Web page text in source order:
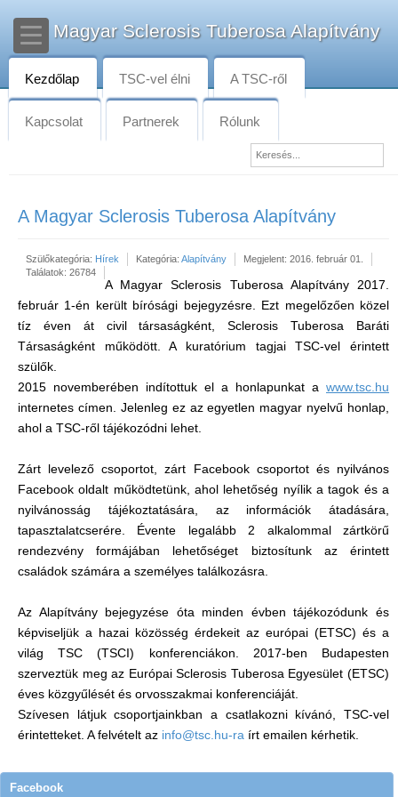
Magyar Sclerosis Tuberosa Alapítvány
Kezdőlap TSC-vel élni A TSC-ről
Kapcsolat Partnerek Rólunk
A Magyar Sclerosis Tuberosa Alapítvány
Szülőkategória: Hírek Kategória: Alapítvány
Megjelent: 2016. február 01.
Találatok: 26784
A Magyar Sclerosis Tuberosa Alapítvány 2017.
február 1-én került bírósági bejegyzésre. Ezt megelőzően közel
tíz éven át civil társaságként, Sclerosis Tuberosa Baráti
Társaságként működött. A kuratórium tagjai TSC-vel érintett
szülők.
2015 novemberében indítottuk el a honlapunkat a www.tsc.hu
internetes címen. Jelenleg ez az egyetlen magyar nyelvű honlap,
ahol a TSC-ről tájékozódni lehet.
Zárt levelező csoportot, zárt Facebook csoportot és nyilvános
Facebook oldalt működtetünk, ahol lehetőség nyílik a tagok és a
nyilvánosság tájékoztatására, az információk átadására,
tapasztalatcserére. Évente legalább 2 alkalommal zártkörű
rendezvény formájában lehetőséget biztosítunk az érintett
családok számára a személyes találkozásra.
Az Alapítvány bejegyzése óta minden évben tájékozódunk és
képviseljük a hazai közösség érdekeit az európai (ETSC) és a
világ TSC (TSCI) konferenciákon. 2017-ben Budapesten
szerveztük meg az Európai Sclerosis Tuberosa Egyesület (ETSC)
éves közgyűlését és orvosszakmai konferenciáját.
Szívesen látjuk csoportjainkban a csatlakozni kívánó, TSC-vel
érintetteket. A felvételt az info@tsc.hu-ra írt emailen kérhetik.
Facebook